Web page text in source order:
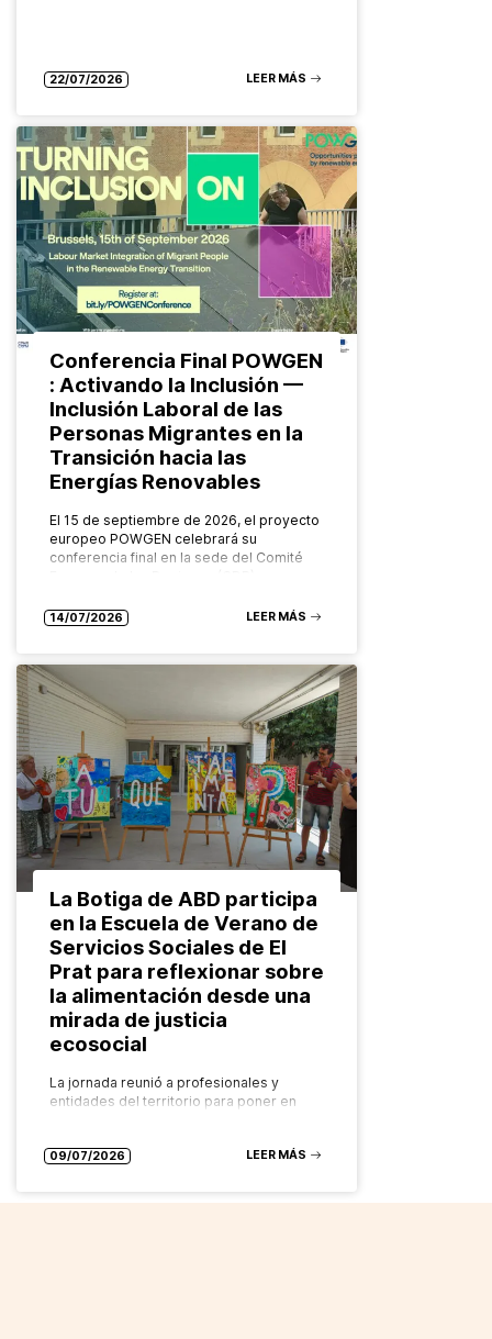
22/07/2026 LEER MÁS
Conferencia Final POWGEN
: Activando la Inclusión —
Inclusión Laboral de las
Personas Migrantes en la
Transición hacia las
Energías Renovables
El 15 de septiembre de 2026, el proyecto
europeo POWGEN celebrará su
conferencia final en la sede del Comité
14/07/2026 LEER MÁS
La Botiga de ABD participa
en la Escuela de Verano de
Servicios Sociales de El
Prat para reflexionar sobre
la alimentación desde una
mirada de justicia
ecosocial
La jornada reunió a profesionales y
entidades del territorio para poner en
saludable, sostenible y accesible para
09/07/2026 LEER MÁS